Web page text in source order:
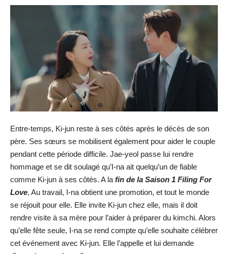
Entre-temps, Ki-jun reste à ses côtés après le décès de son
père. Ses sœurs se mobilisent également pour aider le couple
pendant cette période difficile. Jae-yeol passe lui rendre
hommage et se dit soulagé qu’I-na ait quelqu’un de fiable
comme Ki-jun à ses côtés. A la fin de la Saison 1 Filing For
Love, Au travail, I-na obtient une promotion, et tout le monde
se réjouit pour elle. Elle invite Ki-jun chez elle, mais il doit
rendre visite à sa mère pour l’aider à préparer du kimchi. Alors
qu’elle fête seule, I-na se rend compte qu’elle souhaite célébrer
cet événement avec Ki-jun. Elle l’appelle et lui demande